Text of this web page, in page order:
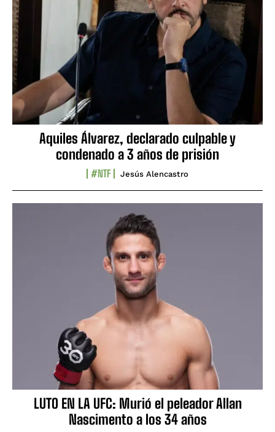
Aquiles Álvarez, declarado culpable y
condenado a 3 años de prisión
#NTF Jesús Alencastro
LUTO EN LA UFC: Murió el peleador Allan
Nascimento a los 34 años